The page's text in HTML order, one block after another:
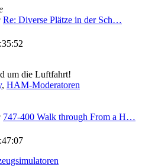
Re: Diverse Plätze in der Sch…
um die Luftfahrt!
, HAM-Moderatoren
747-400 Walk through From a H…